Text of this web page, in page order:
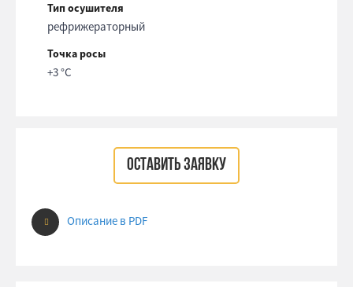
Тип осушителя
рефрижераторный
Точка росы
+3 °С
ОСТАВИТЬ ЗАЯВКУ
Описание в PDF